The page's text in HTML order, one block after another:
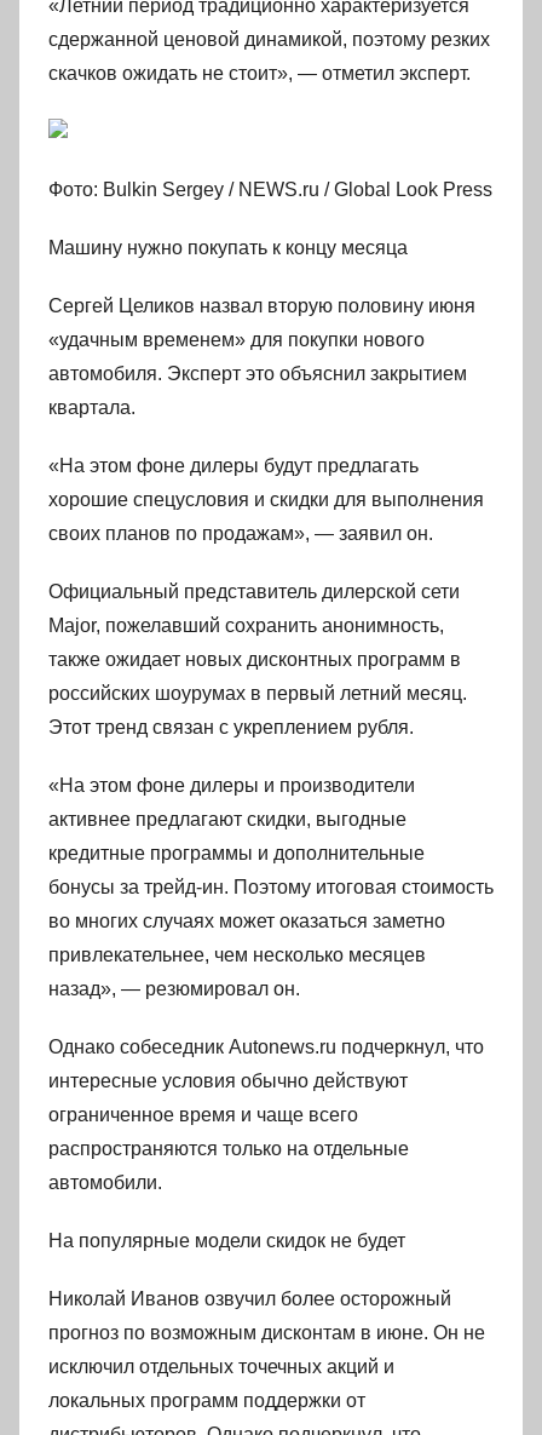
«Летний период традиционно характеризуется
сдержанной ценовой динамикой, поэтому резких
скачков ожидать не стоит», — отметил эксперт.
Фото: Bulkin Sergey / NEWS.ru / Global Look Press
Машину нужно покупать к концу месяца
Сергей Целиков назвал вторую половину июня
«удачным временем» для покупки нового
автомобиля. Эксперт это объяснил закрытием
квартала.
«На этом фоне дилеры будут предлагать
хорошие спецусловия и скидки для выполнения
своих планов по продажам», — заявил он.
Официальный представитель дилерской сети
Major, пожелавший сохранить анонимность,
также ожидает новых дисконтных программ в
российских шоурумах в первый летний месяц.
Этот тренд связан с укреплением рубля.
«На этом фоне дилеры и производители
активнее предлагают скидки, выгодные
кредитные программы и дополнительные
бонусы за трейд-ин. Поэтому итоговая стоимость
во многих случаях может оказаться заметно
привлекательнее, чем несколько месяцев
назад», — резюмировал он.
Однако собеседник Autonews.ru подчеркнул, что
интересные условия обычно действуют
ограниченное время и чаще всего
распространяются только на отдельные
автомобили.
На популярные модели скидок не будет
Николай Иванов озвучил более осторожный
прогноз по возможным дисконтам в июне. Он не
исключил отдельных точечных акций и
локальных программ поддержки от